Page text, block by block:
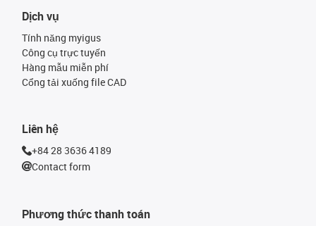
Phương thức thanh toán
Dịch vụ
Tính năng myigus
Công cụ trực tuyến
Hàng mẫu miễn phí
Cổng tải xuống file CAD
Liên hệ
+84 28 3636 4189
Contact form